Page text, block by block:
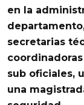
en la
secretarias
sub oficiales,
una